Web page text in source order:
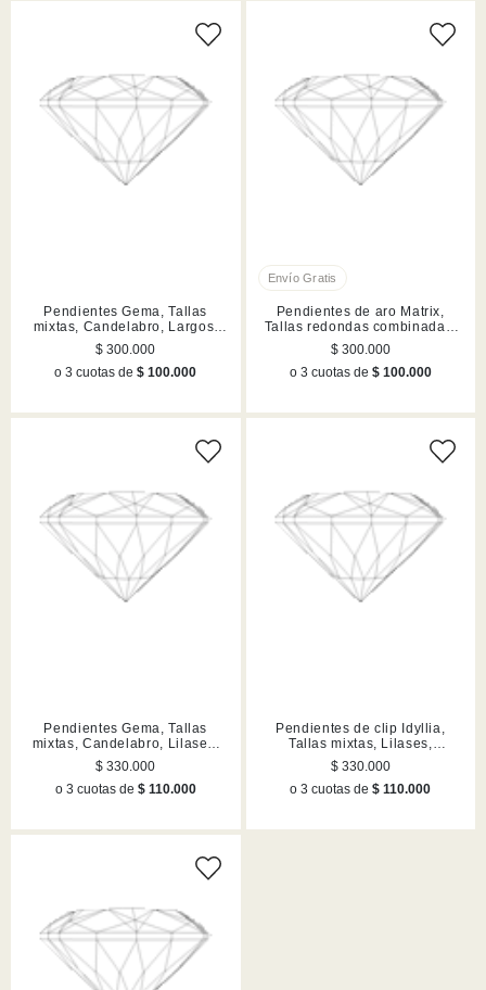
Pendientes Gema, Tallas
mixtas, Candelabro, Largos,
Lilases, Acabado en tono oro
$ 300.000
o 3 cuotas de$ 100.000
Pendientes de aro Matrix,
Tallas redondas combinadas,
Blancos, Acabado en rodio
$ 300.000
o 3 cuotas de $ 100.000
Pendientes Gema, Tallas
mixtas, Candelabro, Lilases,
Acabado en tono oro
$ 330.000
o 3 cuotas de $ 110.000
Pendientes de clip Idyllia,
Tallas mixtas, Lilases,
Acabado en tono oro
$ 330.000
o 3 cuotas de$ 110.000